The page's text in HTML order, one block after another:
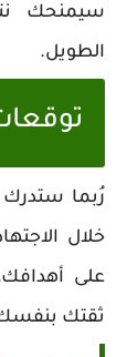
سيمنحك
الطويل.
رُبما ستدرك
خلال
على
ثقتك